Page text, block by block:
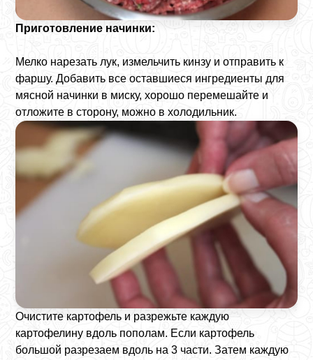
Приготовление начинки:
Мелко нарезать лук, измельчить кинзу и отправить к
фаршу. Добавить все оставшиеся ингредиенты для
мясной начинки в миску, хорошо перемешайте и
отложите в сторону, можно в холодильник.
Очистите картофель и разрежьте каждую
картофелину вдоль пополам. Если картофель
большой разрезаем вдоль на 3 части. Затем каждую